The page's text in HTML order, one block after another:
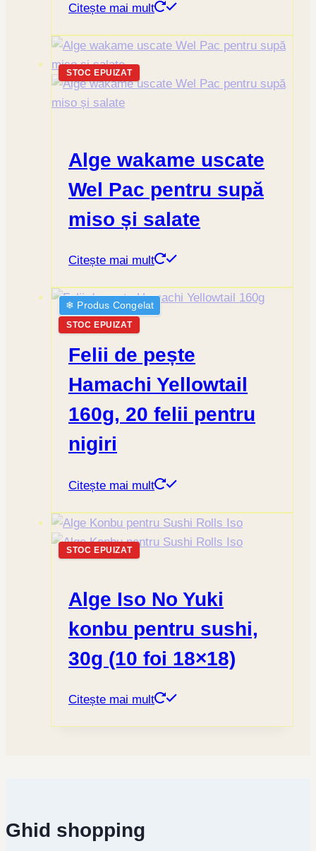
Citește mai mult
STOC EPUIZAT
Alge wakame uscate
Wel Pac pentru supă
miso și salate
Citește mai mult
❄︎ Produs Congelat
STOC EPUIZAT
Felii de pește
Hamachi Yellowtail
160g, 20 felii pentru
nigiri
Citește mai mult
STOC EPUIZAT
Alge Iso No Yuki
konbu pentru sushi,
30g (10 foi 18×18)
Citește mai mult
Ghid shopping